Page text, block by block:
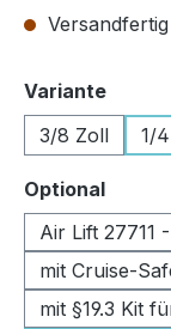
Variante
3/8 Zoll
1/
Optional
Air Lift 27711
mit Cruise-
mit §19.3 Kit